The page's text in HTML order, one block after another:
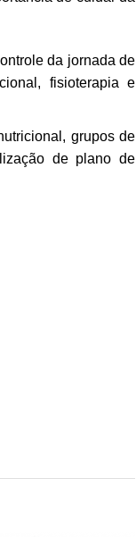
da jornada de
fisioterapia e
grupos de
de plano de